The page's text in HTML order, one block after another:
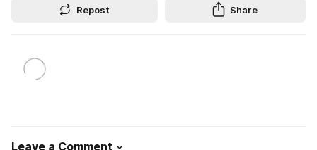
Repost Share
Leave a Comment